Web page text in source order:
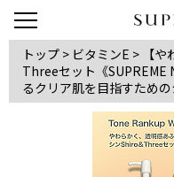
トップ > ビタミンE > 【
Threeセット《SUPREME
るクリア肌を目指すため